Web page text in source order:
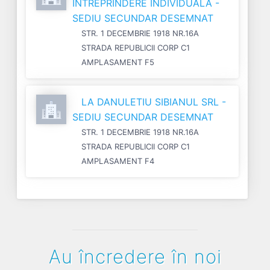
INTREPRINDERE INDIVIDUALA -
SEDIU SECUNDAR DESEMNAT
STR. 1 DECEMBRIE 1918 NR.16A
STRADA REPUBLICII CORP C1
AMPLASAMENT F5
LA DANULETIU SIBIANUL SRL -
SEDIU SECUNDAR DESEMNAT
STR. 1 DECEMBRIE 1918 NR.16A
STRADA REPUBLICII CORP C1
AMPLASAMENT F4
Au încredere în noi